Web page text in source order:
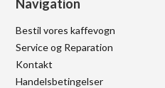
Navigation
Bestil vores kaffevogn
Service og Reparation
Kontakt
Handelsbetingelser